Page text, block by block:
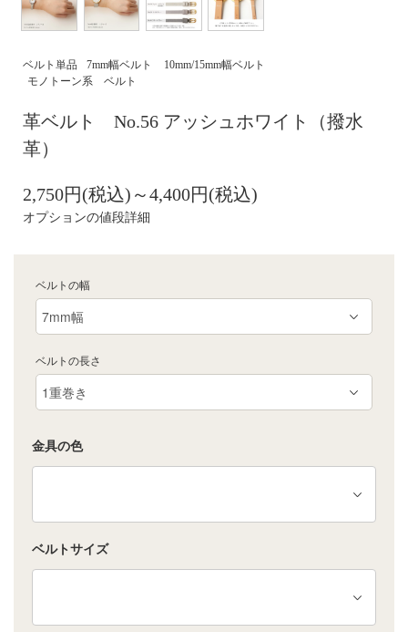
ベルト単品 7mm幅ベルト
10mm/15mm幅ベルト
モノトーン系 ベルト
革ベルト No.56 アッシュホワイト（撥水
革）
2,750円(税込)～4,400円(税込)
オプションの値段詳細
ベルトの幅
ベルトの長さ
金具の色
ベルトサイズ